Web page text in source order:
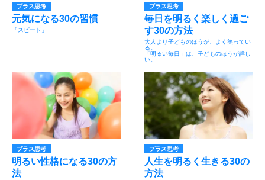
プラス思考
元気になる30の習慣
「スピード」
プラス思考
毎日を明るく楽しく過ご
す30の方法
大人より子どものほうが、よく笑ってい
る。
「明るい毎日」は、子どものほうが詳し
い。
プラス思考
明るい性格になる30の方
法
プラス思考
人生を明るく生きる30の
方法